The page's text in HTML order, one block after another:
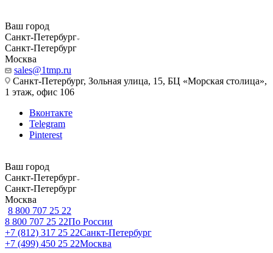
Ваш город
Санкт-Петербург
Санкт-Петербург
Москва
sales@1tmp.ru
Санкт-Петербург, Зольная улица, 15, БЦ «Морская столица»,
1 этаж, офис 106
Вконтакте
Telegram
Pinterest
Ваш город
Санкт-Петербург
Санкт-Петербург
Москва
8 800 707 25 22
8 800 707 25 22По России
+7 (812) 317 25 22Санкт-Петербург
+7 (499) 450 25 22Москва